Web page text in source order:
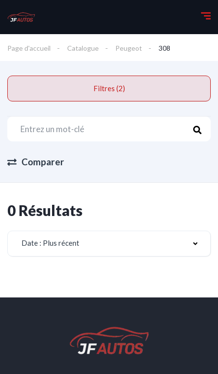
Page d'accueil Catalogue Peugeot 308
Filtres (2)
Comparer
0 Résultats
Date : Plus récent